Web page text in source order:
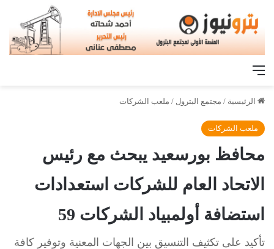
القائمة
الرئيسية / مجتمع البترول / ملعب الشركات
ملعب الشركات
محافظ بورسعيد يبحث مع رئيس
الاتحاد العام للشركات استعدادات
استضافة أولمبياد الشركات 59
تأكيد على تكثيف التنسيق بين الجهات المعنية وتوفير كافة